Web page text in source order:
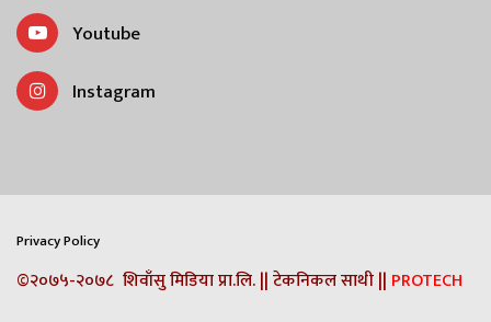
Youtube
Instagram
Privacy Policy
©२०७५-२०७८ शिवाँसु मिडिया प्रा.लि. || टेकनिकल साथी || PROTECH